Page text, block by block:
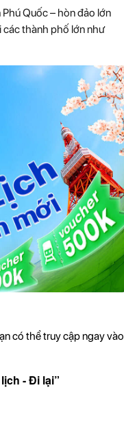
Quốc – hòn đảo lớn
các thành phố lớn như
có thể truy cập ngay vào
- Đi lại”